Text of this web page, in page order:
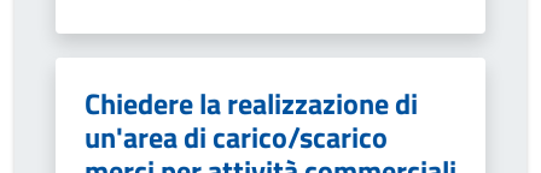
Chiedere la realizzazione di
un'area di carico/scarico